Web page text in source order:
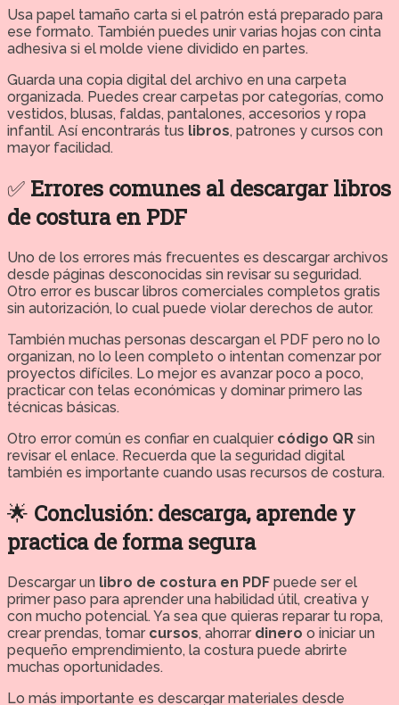
Usa papel tamaño carta si el patrón está preparado para
ese formato. También puedes unir varias hojas con cinta
adhesiva si el molde viene dividido en partes.
Guarda una copia digital del archivo en una carpeta
organizada. Puedes crear carpetas por categorías, como
vestidos, blusas, faldas, pantalones, accesorios y ropa
infantil. Así encontrarás tus libros, patrones y cursos con
mayor facilidad.
✅ Errores comunes al descargar libros
de costura en PDF
Uno de los errores más frecuentes es descargar archivos
desde páginas desconocidas sin revisar su seguridad.
Otro error es buscar libros comerciales completos gratis
sin autorización, lo cual puede violar derechos de autor.
También muchas personas descargan el PDF pero no lo
organizan, no lo leen completo o intentan comenzar por
proyectos difíciles. Lo mejor es avanzar poco a poco,
practicar con telas económicas y dominar primero las
técnicas básicas.
Otro error común es confiar en cualquier código QR sin
revisar el enlace. Recuerda que la seguridad digital
también es importante cuando usas recursos de costura.
🌟 Conclusión: descarga, aprende y
practica de forma segura
Descargar un libro de costura en PDF puede ser el
primer paso para aprender una habilidad útil, creativa y
con mucho potencial. Ya sea que quieras reparar tu ropa,
crear prendas, tomar cursos, ahorrar dinero o iniciar un
pequeño emprendimiento, la costura puede abrirte
muchas oportunidades.
Lo más importante es descargar materiales desde